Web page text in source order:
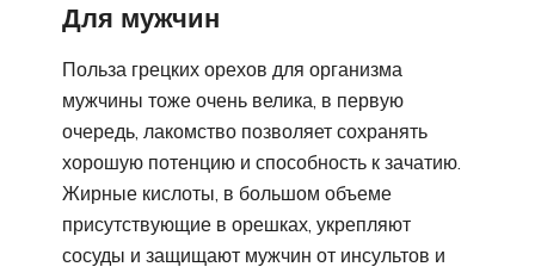
Для мужчин
Польза грецких орехов для организма
мужчины тоже очень велика, в первую
очередь, лакомство позволяет сохранять
хорошую потенцию и способность к зачатию.
Жирные кислоты, в большом объеме
присутствующие в орешках, укрепляют
сосуды и защищают мужчин от инсультов и